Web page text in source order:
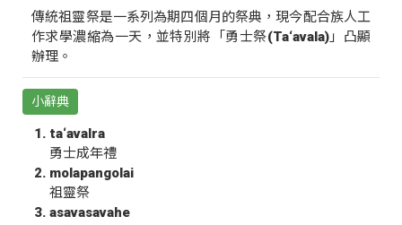
傳統祖靈祭是一系列為期四個月的祭典，現今配合族人工
作求學濃縮為一天，並特別將「勇士祭(Ta‘avala)」凸顯
辦理。
小辭典
ta‘avalra
勇士成年禮
molapangolai
祖靈祭
asavasavahe